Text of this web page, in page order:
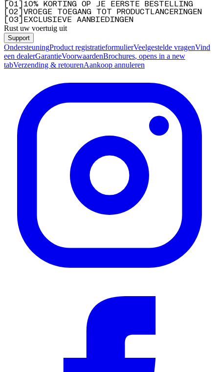
01
10% KORTING OP JE EERSTE BESTELLING
02
VROEGE TOEGANG TOT PRODUCTLANCERINGEN
03 EXCLUSIEVE AANBIEDINGEN
Rust uw voertuig uit
Support
OndersteuningProduct registratieformulierVeelgestelde vragenVind
een dealerGarantieVoorwaardenBrochures, opens in a new
tabVerzending & retourenAankoop annuleren